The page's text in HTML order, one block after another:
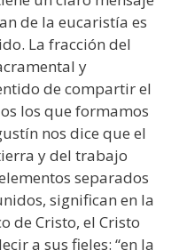
de la eucaristía es
La fracción del
y
de compartir el
los que formamos
nos dice que el
y del trabajo
separados
significan en la
de Cristo, el Cristo
a sus fieles: “en la